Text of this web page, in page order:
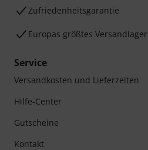
Zufriedenheitsgarantie
Europas größtes Versandlager
Service
Versandkosten und Lieferzeiten
Hilfe-Center
Gutscheine
Kontakt